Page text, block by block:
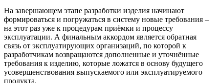
На завершающем этапе разработки изделия начинают
формироваться и погружаться в систему новые требования –
на этот раз уже к процедурам приёмки и процессу
эксплуатации. А финальным аккордом является обратная
связь от эксплуатирующих организаций, по которой к
разработчикам возвращаются дополненные и уточнённые
требования к изделию, которые ложатся в основу будущего
усовершенствования выпускаемого или эксплуатируемого
продукта.